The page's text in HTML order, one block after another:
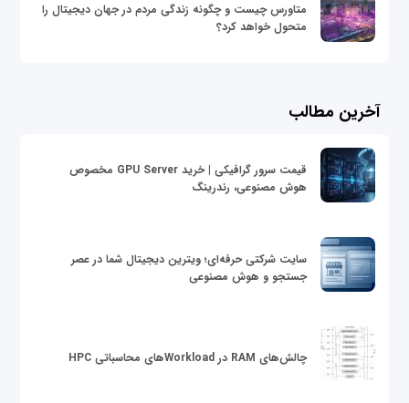
متاورس چیست و چگونه زندگی مردم در جهان دیجیتال را
متحول خواهد کرد؟
آخرین مطالب
قیمت سرور گرافیکی | خرید GPU Server مخصوص
هوش مصنوعی، رندرینگ
سایت شرکتی حرفه‌ای؛ ویترین دیجیتال شما در عصر
جستجو و هوش مصنوعی
چالش‌های RAM در Workloadهای محاسباتی HPC